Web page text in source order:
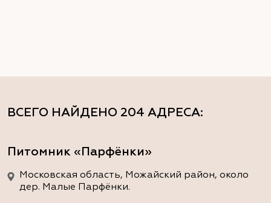
ВСЕГО НАЙДЕНО 204 АДРЕСА:
Питомник «Парфёнки»
Московская область, Можайский район, около
дер. Малые Парфёнки.